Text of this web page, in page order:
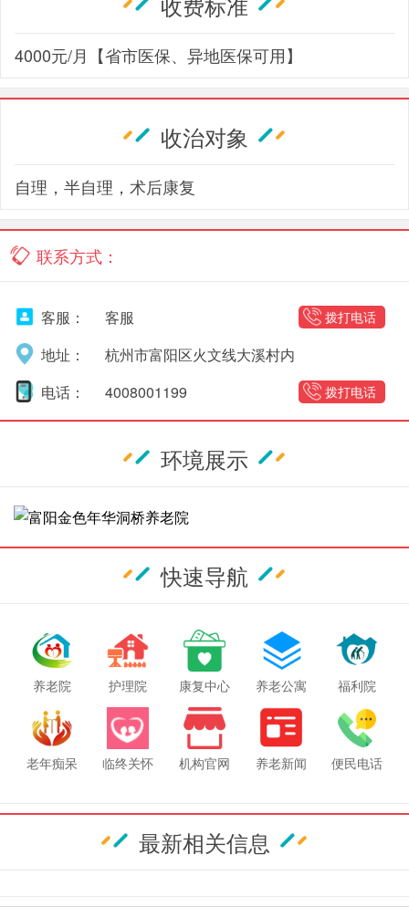
4000元/月【省市医保、异地医保可用】
收治对象
自理，半自理，术后康复
联系方式：
客服： 拨打电话
客服
地址：
杭州市富阳区火文线大溪村内
电话：
拨打电话
4008001199
环境展示
快速导航
养老院 护理院 康复中心 养老公寓 福利院
老年痴呆 临终关怀 机构官网 养老新闻 便民电话
最新相关信息